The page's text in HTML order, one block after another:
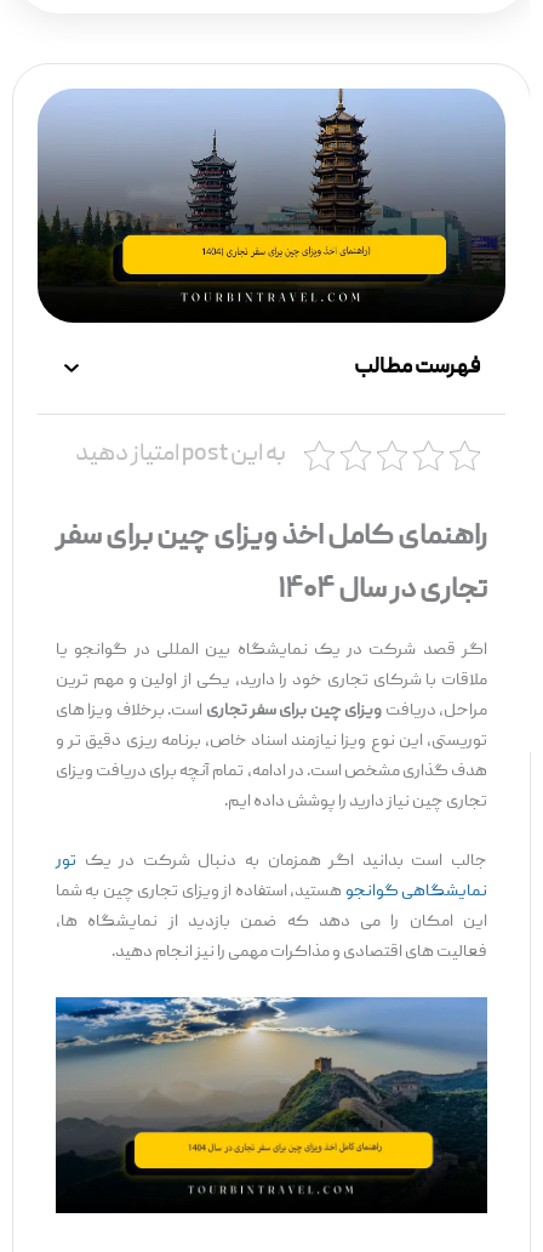
فهرست مطالب
به این post امتیاز دهید
راهنمای کامل اخذ ویزای چین برای سفر
تجاری در سال ۱۴۰۴
اگر قصد شرکت در یک نمایشگاه بین ‌المللی در گوانجو یا
ملاقات با شرکای تجاری خود را دارید، یکی از اولین و مهم ‌ترین
مراحل، دریافتویزای چین برای سفر تجاریاست. برخلاف ویزا های
توریستی، این نوع ویزا نیازمند اسناد خاص، برنامه ‌ریزی دقیق ‌تر و
هدف‌ گذاری مشخص است. در ادامه، تمام آنچه برای دریافت ویزای
تجاری چین نیاز دارید را پوشش داده ‌ایم.
جالب است بدانید اگر همزمان به دنبال شرکت در یکتور
نمایشگاهی گوانجوهستید، استفاده از ویزای تجاری چین به شما
این امکان را می‌ دهد که ضمن بازدید از نمایشگاه ‌ها،
فعالیت ‌های اقتصادی و مذاکرات مهمی را نیز انجام دهید.